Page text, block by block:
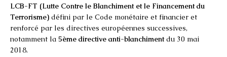
LCB-FT (Lutte Contre le Blanchiment et le Financement du
Terrorisme) défini par le Code monétaire et financier et
renforcé par les directives européennes successives,
notamment la 5ème directive anti-blanchimentdu 30 mai
2018.